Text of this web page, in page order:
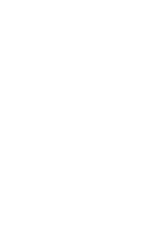
at 10:39
Berichte sind das ja. Aber